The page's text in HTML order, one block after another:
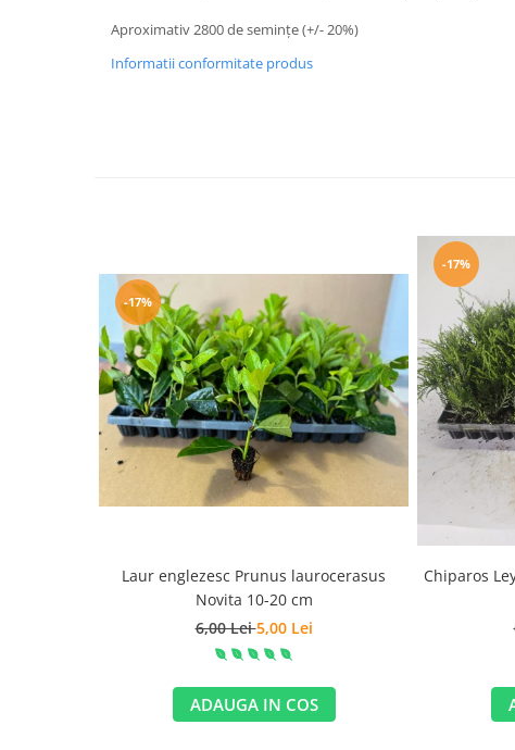
Aproximativ 2800 de semințe (+/- 20%)
Informatii conformitate produs
-17%
Laur englezesc Prunus laurocerasus
Novita 10-20 cm
6,00 Lei5,00 Lei
ADAUGA IN COS
-17%
Chiparos